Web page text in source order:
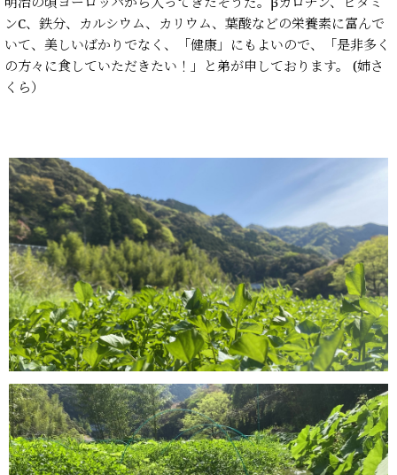
ンC、鉄分、カルシウム、カリウム、葉酸などの栄養素に富んで
いて、美しいばかりでなく、「健康」にもよいので、「是非多く
の方々に食していただきたい！」と弟が申しております。 (姉さ
くら）